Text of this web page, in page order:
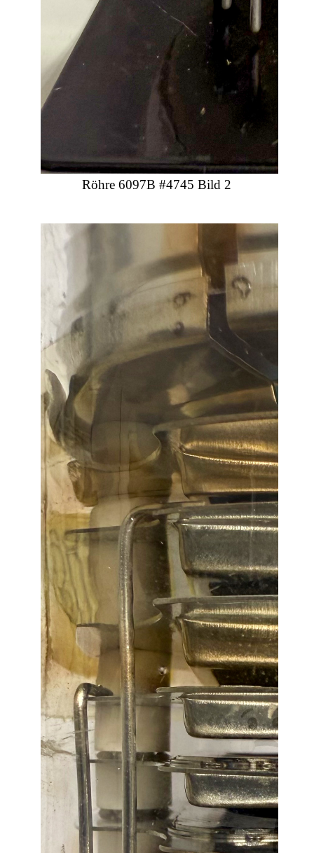
Röhre 6097B #4745 Bild 2